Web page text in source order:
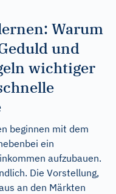
Warum
und
wichtiger
beginnen mit dem
ein
aufzubauen.
Die Vorstellung,
an den Märkten